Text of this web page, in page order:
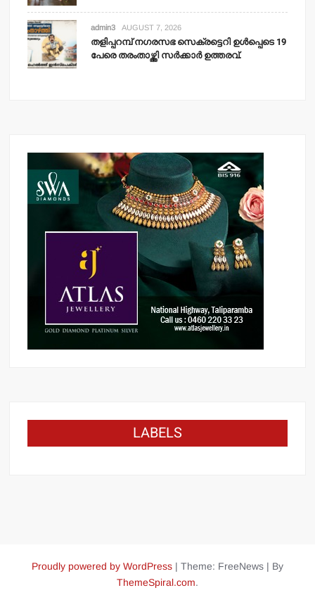
admin3 AUGUST 7, 2026
തളിപ്പറമ്പ് നഗരസഭ സെക്രട്ടെറി ഉള്‍പ്പെടെ 19
പേരെ തരംതാഴ്ത്തി സര്‍ക്കാര്‍ ഉത്തരവ്.
LABELS
Proudly powered by WordPress | Theme: FreeNews | By
ThemeSpiral.com.